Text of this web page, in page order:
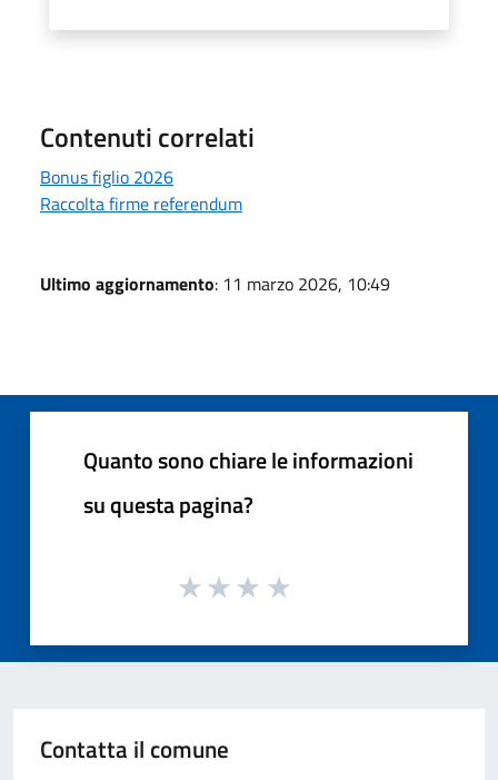
Contenuti correlati
Bonus figlio 2026
Raccolta firme referendum
Ultimo aggiornamento: 11 marzo 2026, 10:49
Quanto sono chiare le informazioni
su questa pagina?
Contatta il comune